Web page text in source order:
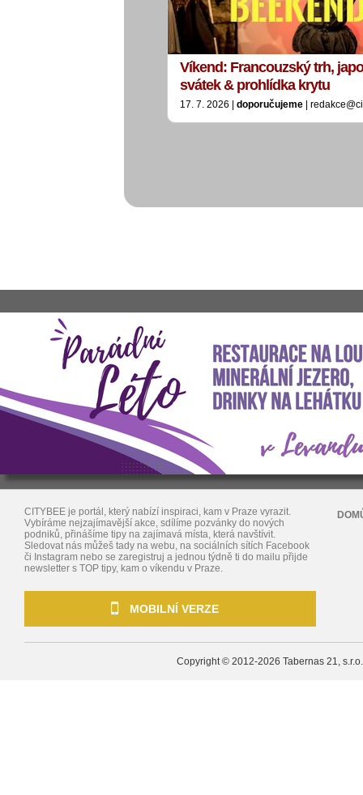
Víkend: Francouzský trh,
svátek & prohlídka krytu
17. 7. 2026 | doporučujeme |
CITYBEE je portál, který nabízí inspiraci, kam v Praze vyrazit.
Vybíráme nejzajímavější akce, sdílíme pozvánky do nových
podniků, přinášíme tipy na zajímavá místa, která navštívit.
Sledovat nás můžeš tady na webu, na sociálních sítích Facebook
či Instagram nebo se zaregistruj a jednou týdně ti do mailu přijde
newsletter s TOP tipy, kam o víkendu v Praze.
MOBILNÍ VERZE
Copyright © 2012-2026 Tabernas 21, s.r.o.